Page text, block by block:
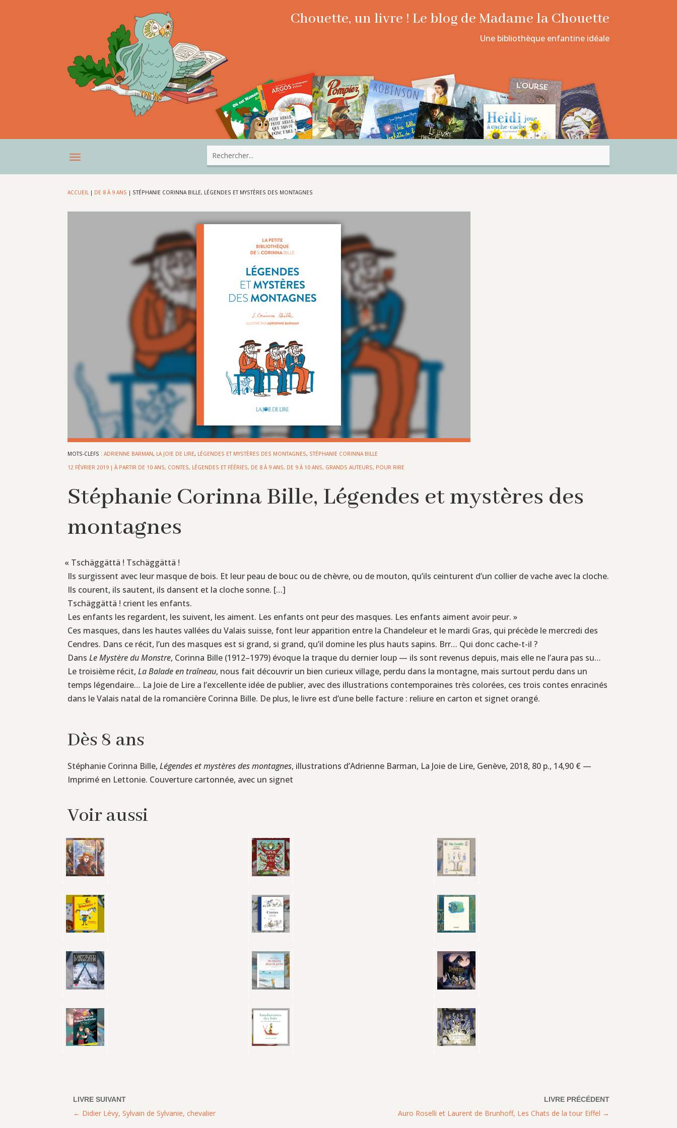
Chouette, un livre ! Le blog de Madame la Chouette
Une bibliothèque enfantine idéale
ACCUEIL | DE 8 À 9 ANS | STÉPHANIE CORINNA BILLE, LÉGENDES ET MYSTÈRES DES MONTAGNES
MOTS-CLEFS :ADRIENNE BARMAN, LA JOIE DE LIRE, LÉGENDES ET MYSTÈRES DES MONTAGNES, STÉPHANIE CORINNA BILLE
12 FÉVRIER 2019 |À PARTIR DE 10 ANS, CONTES, LÉGENDES ET FÉÉRIES, DE 8 À 9 ANS, DE 9 À 10 ANS, GRANDS AUTEURS, POUR RIRE
Stéphanie Corinna Bille, Légendes et mystères des
montagnes
« Tschäggättä ! Tschäggättä !
Ils surgissent avec leur masque de bois. Et leur peau de bouc ou de chèvre, ou de mouton, qu’ils ceinturent d’un collier de vache avec la cloche.
Ils courent, ils sautent, ils dansent et la cloche sonne. […]
Tschäggättä ! crient les enfants.
Les enfants les regardent, les suivent, les aiment. Les enfants ont peur des masques. Les enfants aiment avoir peur. »
Ces masques, dans les hautes vallées du Valais suisse, font leur apparition entre la Chandeleur et le mardi Gras, qui précède le mercredi des
Cendres. Dans ce récit, l’un des masques est si grand, si grand, qu’il domine les plus hauts sapins. Brr… Qui donc cache-t-il ?
DansLe Mystère du Monstre, Corinna Bille (1912–1979) évoque la traque du dernier loup — ils sont revenus depuis, mais elle ne l’aura pas su…
Le troisième récit,La Balade en traîneau, nous fait découvrir un bien curieux village, perdu dans la montagne, mais surtout perdu dans un
temps légendaire… La Joie de Lire a l’excellente idée de publier, avec des illustrations contemporaines très colorées, ces trois contes enracinés
dans le Valais natal de la romancière Corinna Bille. De plus, le livre est d’une belle facture : reliure en carton et signet orangé.
Dès 8 ans
Stéphanie Corinna Bille,Légendes et mystères des montagnes, illustrations d’Adrienne Barman, La Joie de Lire, Genève, 2018, 80 p., 14,90 € —
Imprimé en Lettonie. Couverture cartonnée, avec un signet
Voir aussi
Auro Roselli et Laurent de Brunhoff, Les Chats de la tour Eiffel
Didier Lévy, Sylvain de Sylvanie, chevalier